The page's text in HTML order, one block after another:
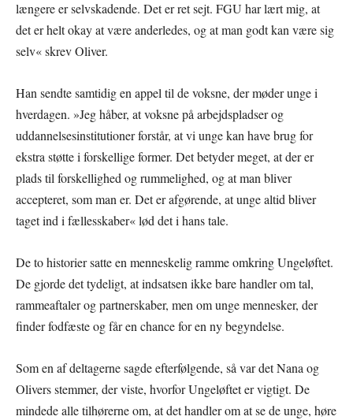
længere er selvskadende. Det er ret sejt. FGU har lært mig, at
det er helt okay at være anderledes, og at man godt kan være sig
selv« skrev Oliver.
Han sendte samtidig en appel til de voksne, der møder unge i
hverdagen. »Jeg håber, at voksne på arbejdspladser og
uddannelsesinstitutioner forstår, at vi unge kan have brug for
ekstra støtte i forskellige former. Det betyder meget, at der er
plads til forskellighed og rummelighed, og at man bliver
accepteret, som man er. Det er afgørende, at unge altid bliver
taget ind i fællesskaber« lød det i hans tale.
De to historier satte en menneskelig ramme omkring Ungeløftet.
De gjorde det tydeligt, at indsatsen ikke bare handler om tal,
rammeaftaler og partnerskaber, men om unge mennesker, der
finder fodfæste og får en chance for en ny begyndelse.
Som en af deltagerne sagde efterfølgende, så var det Nana og
Olivers stemmer, der viste, hvorfor Ungeløftet er vigtigt. De
mindede alle tilhørerne om, at det handler om at se de unge, høre